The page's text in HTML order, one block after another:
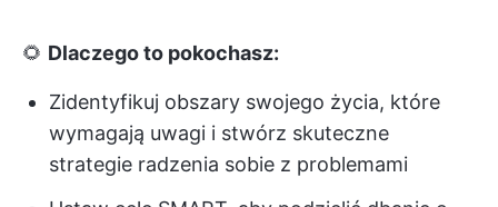
🌻 Dlaczego to pokochasz:
Zidentyfikuj obszary swojego życia, które
wymagają uwagi i stwórz skuteczne
strategie radzenia sobie z problemami